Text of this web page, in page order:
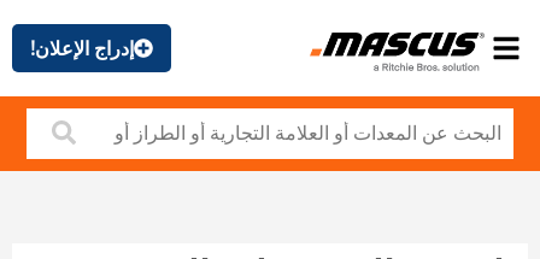
إدراج الإعلان!